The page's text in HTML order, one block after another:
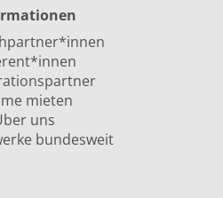
mieten
uns
bundesweit